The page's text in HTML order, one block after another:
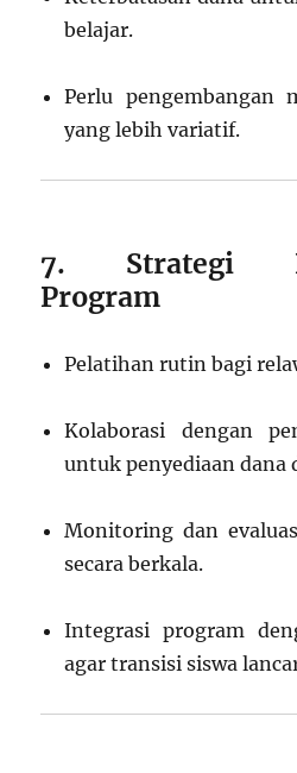
belajar.
Perlu pengembangan
yang lebih variatif.
7. Strategi
Program
Pelatihan rutin bagi
Kolaborasi dengan
untuk penyediaan dana
Monitoring dan
secara berkala.
Integrasi program
agar transisi siswa